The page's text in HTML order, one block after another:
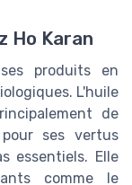
Ho Karan
produits en
L'huile
de
ses vertus
essentiels. Elle
comme le